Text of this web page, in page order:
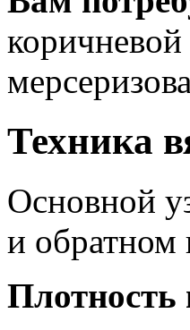
Техника
Основной
и обратном
Плотность